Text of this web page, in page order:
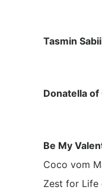
Tasmin
Donatella
Be My
Coco vom
Zest for Life